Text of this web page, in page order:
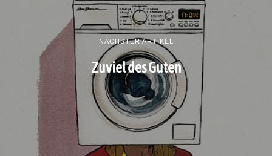
NÄCHSTER ARTIKEL
Zuviel des Guten